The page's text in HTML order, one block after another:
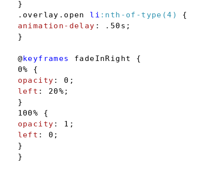
.overlay .open li :nth-of-type(4)
animation-delay : . 50s ;
}
@keyframes
fadeInRight {
opacity : 0
left : 20% ;
}
opacity : 1
left : 0 ;
}
}